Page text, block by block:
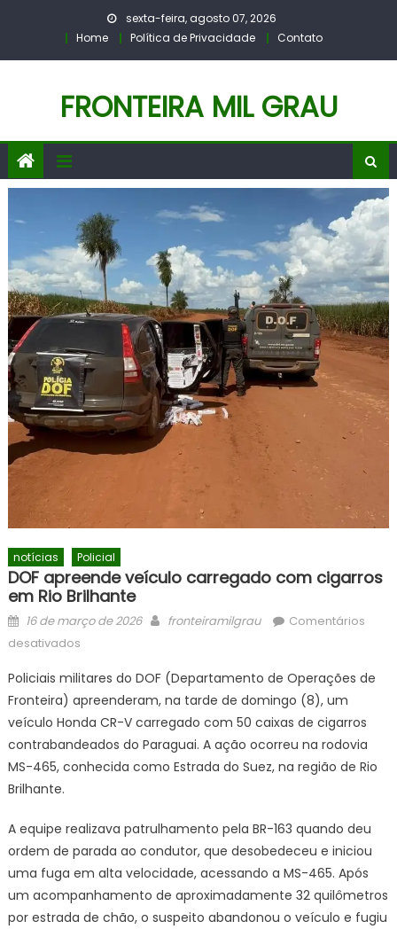
sexta-feira, agosto 07, 2026
Home
Política de Privacidade Contato
FRONTEIRA MIL GRAU
notícias Policial
DOF apreende veículo carregado com cigarros
em Rio Brilhante
Posted
on
16 de março de 2026 Author
fronteiramilgrau
Comentários
desativadosem
apreende
veículo
carregado
com
cigarros
Brilhante
Policiais militares do DOF (Departamento de Operações de
Fronteira) apreenderam, na tarde de domingo (8), um
veículo Honda CR-V carregado com 50 caixas de cigarros
contrabandeados do Paraguai. A ação ocorreu na rodovia
MS-465, conhecida como Estrada do Suez, na região de Rio
Brilhante.
A equipe realizava patrulhamento pela BR-163 quando deu
ordem de parada ao condutor, que desobedeceu e iniciou
uma fuga em alta velocidade, acessando a MS-465. Após
um acompanhamento de aproximadamente 32 quilômetros
por estrada de chão, o suspeito abandonou o veículo e fugiu